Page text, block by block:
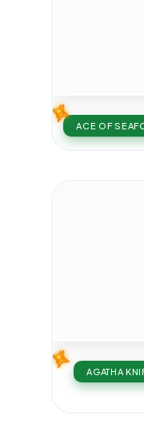
ACE OF
AGATHA